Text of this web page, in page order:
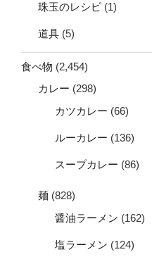
珠玉のレシピ (1)
道具 (5)
食べ物 (2,454)
カレー (298)
カツカレー (66)
ルーカレー (136)
スープカレー (86)
麺 (828)
醤油ラーメン (162)
塩ラーメン (124)